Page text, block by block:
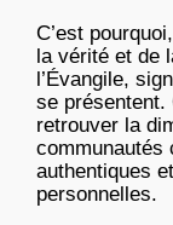
C’est
la vérité et de
l’Évangile,
se présentent.
retrouver la
communautés
authentiques
personnelles.